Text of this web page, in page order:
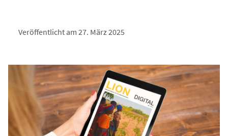
Veröffentlicht am 27. März 2025